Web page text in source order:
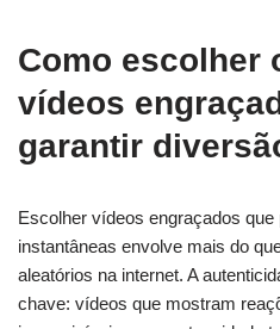
Como escolher
vídeos
garantir
Escolher vídeos engraçados
instantâneas envolve mais do
aleatórios na internet. A
chave: vídeos que mostram